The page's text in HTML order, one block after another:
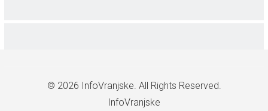
© 2026 InfoVranjske. All Rights Reserved.
InfoVranjske